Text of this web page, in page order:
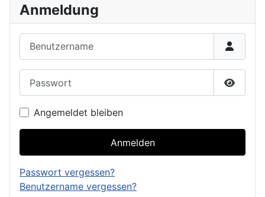
Anmeldung
Angemeldet bleiben
Anmelden
Passwort vergessen?
Benutzername vergessen?